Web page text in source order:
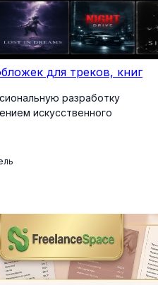
для треков, книг
разработку
искусственного